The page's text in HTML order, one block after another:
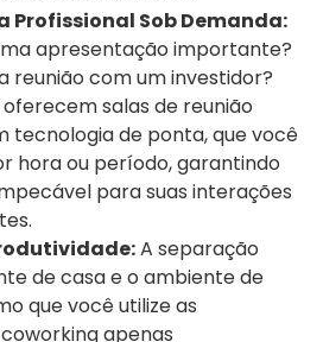
Sob Demanda:
apresentação importante?
reunião com um investidor?
salas de reunião
tecnologia de ponta, que você
hora ou período, garantindo
para suas interações
A separação
de casa e o ambiente de
que você utilize as
apenas